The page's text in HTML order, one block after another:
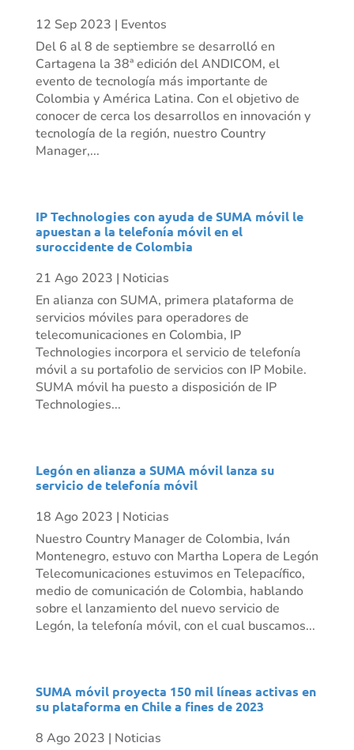
12 Sep 2023 | Eventos
Del 6 al 8 de septiembre se desarrolló en
Cartagena la 38ª edición del ANDICOM, el
evento de tecnología más importante de
Colombia y América Latina. Con el objetivo de
conocer de cerca los desarrollos en innovación y
tecnología de la región, nuestro Country
Manager,...
IP Technologies con ayuda de SUMA móvil le
apuestan a la telefonía móvil en el
suroccidente de Colombia
21 Ago 2023 | Noticias
En alianza con SUMA, primera plataforma de
servicios móviles para operadores de
telecomunicaciones en Colombia, IP
Technologies incorpora el servicio de telefonía
móvil a su portafolio de servicios con IP Mobile.
SUMA móvil ha puesto a disposición de IP
Technologies...
Legón en alianza a SUMA móvil lanza su
servicio de telefonía móvil
18 Ago 2023 | Noticias
Nuestro Country Manager de Colombia, Iván
Montenegro, estuvo con Martha Lopera de Legón
Telecomunicaciones estuvimos en Telepacífico,
medio de comunicación de Colombia, hablando
sobre el lanzamiento del nuevo servicio de
Legón, la telefonía móvil, con el cual buscamos...
SUMA móvil proyecta 150 mil líneas activas en
su plataforma en Chile a fines de 2023
8 Ago 2023 | Noticias